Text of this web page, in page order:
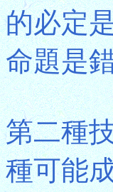
的必定
命題是
第二種
種可能